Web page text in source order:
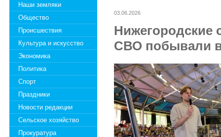
Наши земляки
Общество
Происшествия
Культура и искусство
Экономика
Политика
Спорт
Праздники
Новости редакции
Сельское хозяйство
Прокуратура
03.06.2026
Нижегородские
СВО побывали